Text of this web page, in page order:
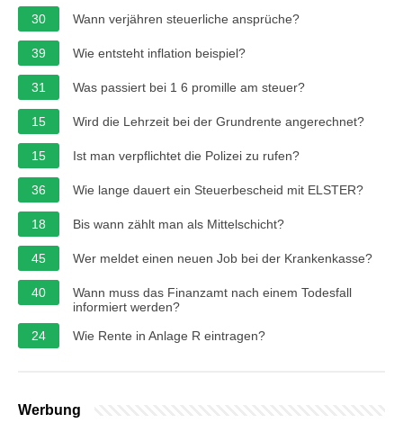
30 Wann verjähren steuerliche ansprüche?
39 Wie entsteht inflation beispiel?
31 Was passiert bei 1 6 promille am steuer?
15 Wird die Lehrzeit bei der Grundrente angerechnet?
15 Ist man verpflichtet die Polizei zu rufen?
36 Wie lange dauert ein Steuerbescheid mit ELSTER?
18 Bis wann zählt man als Mittelschicht?
45 Wer meldet einen neuen Job bei der Krankenkasse?
40
Wann muss das Finanzamt nach einem Todesfall
informiert werden?
24
Wie Rente in Anlage R eintragen?
Werbung